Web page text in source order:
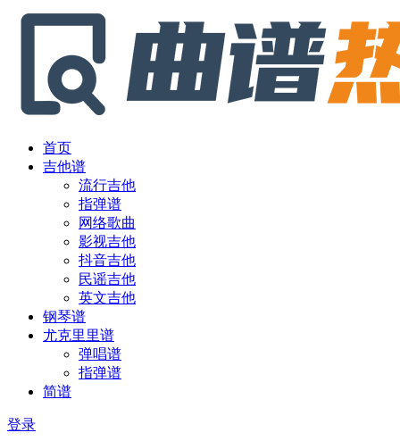
首页
吉他谱
流行吉他
指弹谱
网络歌曲
影视吉他
抖音吉他
民谣吉他
英文吉他
钢琴谱
尤克里里谱
弹唱谱
指弹谱
简谱
登录